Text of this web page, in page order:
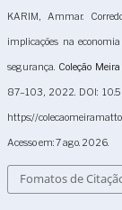
KARIM, Ammar.
implicações na
segurança. Coleção
87–103, 2022. DOI:
https://
Acesso em: 7 ago. 2026.
Fomatos de